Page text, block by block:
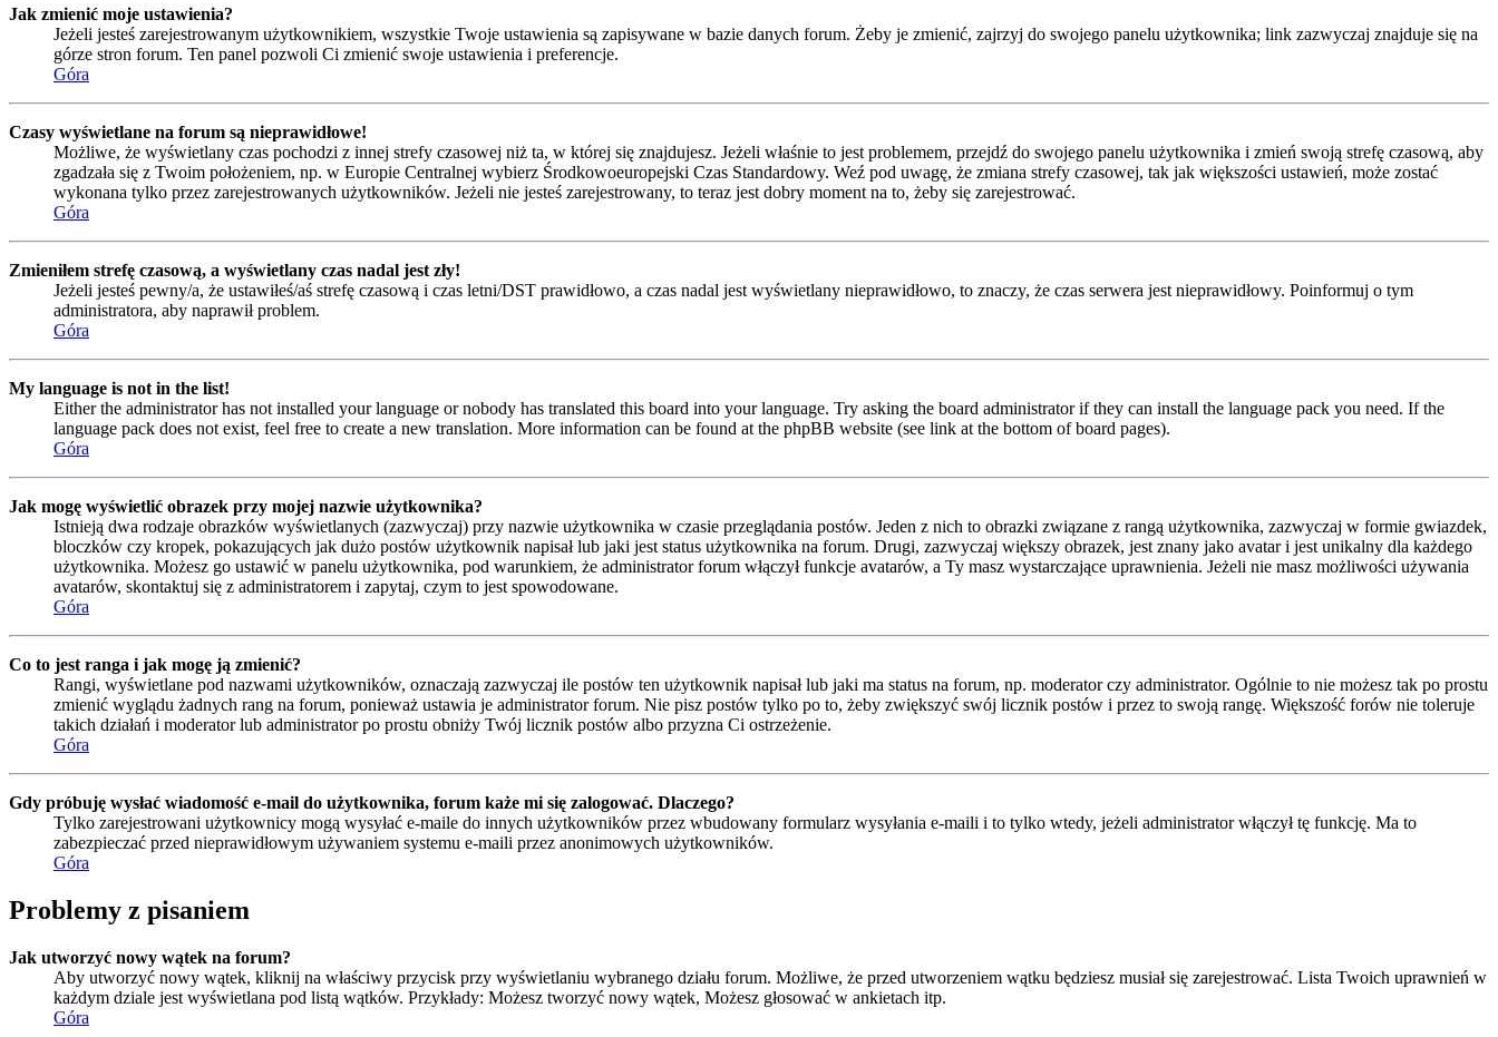
Jak zmienić moje ustawienia?
Jeżeli jesteś zarejestrowanym użytkownikiem, wszystkie Twoje ustawienia są zapisywane w bazie danych forum. Żeby je zmienić, zajrzyj do swojego panelu użytkownika; link zazwyczaj znajduje się na
górze stron forum. Ten panel pozwoli Ci zmienić swoje ustawienia i preferencje.
Góra
Czasy wyświetlane na forum są nieprawidłowe!
Możliwe, że wyświetlany czas pochodzi z innej strefy czasowej niż ta, w której się znajdujesz. Jeżeli właśnie to jest problemem, przejdź do swojego panelu użytkownika i zmień swoją strefę czasową, aby
zgadzała się z Twoim położeniem, np. w Europie Centralnej wybierz Środkowoeuropejski Czas Standardowy. Weź pod uwagę, że zmiana strefy czasowej, tak jak większości ustawień, może zostać
wykonana tylko przez zarejestrowanych użytkowników. Jeżeli nie jesteś zarejestrowany, to teraz jest dobry moment na to, żeby się zarejestrować.
Góra
Zmieniłem strefę czasową, a wyświetlany czas nadal jest zły!
Jeżeli jesteś pewny/a, że ustawiłeś/aś strefę czasową i czas letni/DST prawidłowo, a czas nadal jest wyświetlany nieprawidłowo, to znaczy, że czas serwera jest nieprawidłowy. Poinformuj o tym
administratora, aby naprawił problem.
Góra
My language is not in the list!
Either the administrator has not installed your language or nobody has translated this board into your language. Try asking the board administrator if they can install the language pack you need. If the
language pack does not exist, feel free to create a new translation. More information can be found at the phpBB website (see link at the bottom of board pages).
Góra
Jak mogę wyświetlić obrazek przy mojej nazwie użytkownika?
Istnieją dwa rodzaje obrazków wyświetlanych (zazwyczaj) przy nazwie użytkownika w czasie przeglądania postów. Jeden z nich to obrazki związane z rangą użytkownika, zazwyczaj w formie gwiazdek,
bloczków czy kropek, pokazujących jak dużo postów użytkownik napisał lub jaki jest status użytkownika na forum. Drugi, zazwyczaj większy obrazek, jest znany jako avatar i jest unikalny dla każdego
użytkownika. Możesz go ustawić w panelu użytkownika, pod warunkiem, że administrator forum włączył funkcje avatarów, a Ty masz wystarczające uprawnienia. Jeżeli nie masz możliwości używania
avatarów, skontaktuj się z administratorem i zapytaj, czym to jest spowodowane.
Góra
Co to jest ranga i jak mogę ją zmienić?
Rangi, wyświetlane pod nazwami użytkowników, oznaczają zazwyczaj ile postów ten użytkownik napisał lub jaki ma status na forum, np. moderator czy administrator. Ogólnie to nie możesz tak po prostu
zmienić wyglądu żadnych rang na forum, ponieważ ustawia je administrator forum. Nie pisz postów tylko po to, żeby zwiększyć swój licznik postów i przez to swoją rangę. Większość forów nie toleruje
takich działań i moderator lub administrator po prostu obniży Twój licznik postów albo przyzna Ci ostrzeżenie.
Góra
Gdy próbuję wysłać wiadomość e-mail do użytkownika, forum każe mi się zalogować. Dlaczego?
Tylko zarejestrowani użytkownicy mogą wysyłać e-maile do innych użytkowników przez wbudowany formularz wysyłania e-maili i to tylko wtedy, jeżeli administrator włączył tę funkcję. Ma to
zabezpieczać przed nieprawidłowym używaniem systemu e-maili przez anonimowych użytkowników.
Góra
Problemy z pisaniem
Jak utworzyć nowy wątek na forum?
Aby utworzyć nowy wątek, kliknij na właściwy przycisk przy wyświetlaniu wybranego działu forum. Możliwe, że przed utworzeniem wątku będziesz musiał się zarejestrować. Lista Twoich uprawnień w
każdym dziale jest wyświetlana pod listą wątków. Przykłady: Możesz tworzyć nowy wątek, Możesz głosować w ankietach itp.
Góra